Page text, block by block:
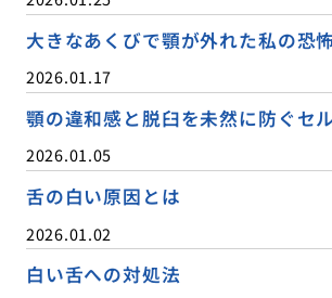
大きなあくびで顎が外れた私の恐
2026.01.17
顎の違和感と脱臼を未然に防ぐセ
2026.01.05
舌の白い原因とは
2026.01.02
白い舌への対処法